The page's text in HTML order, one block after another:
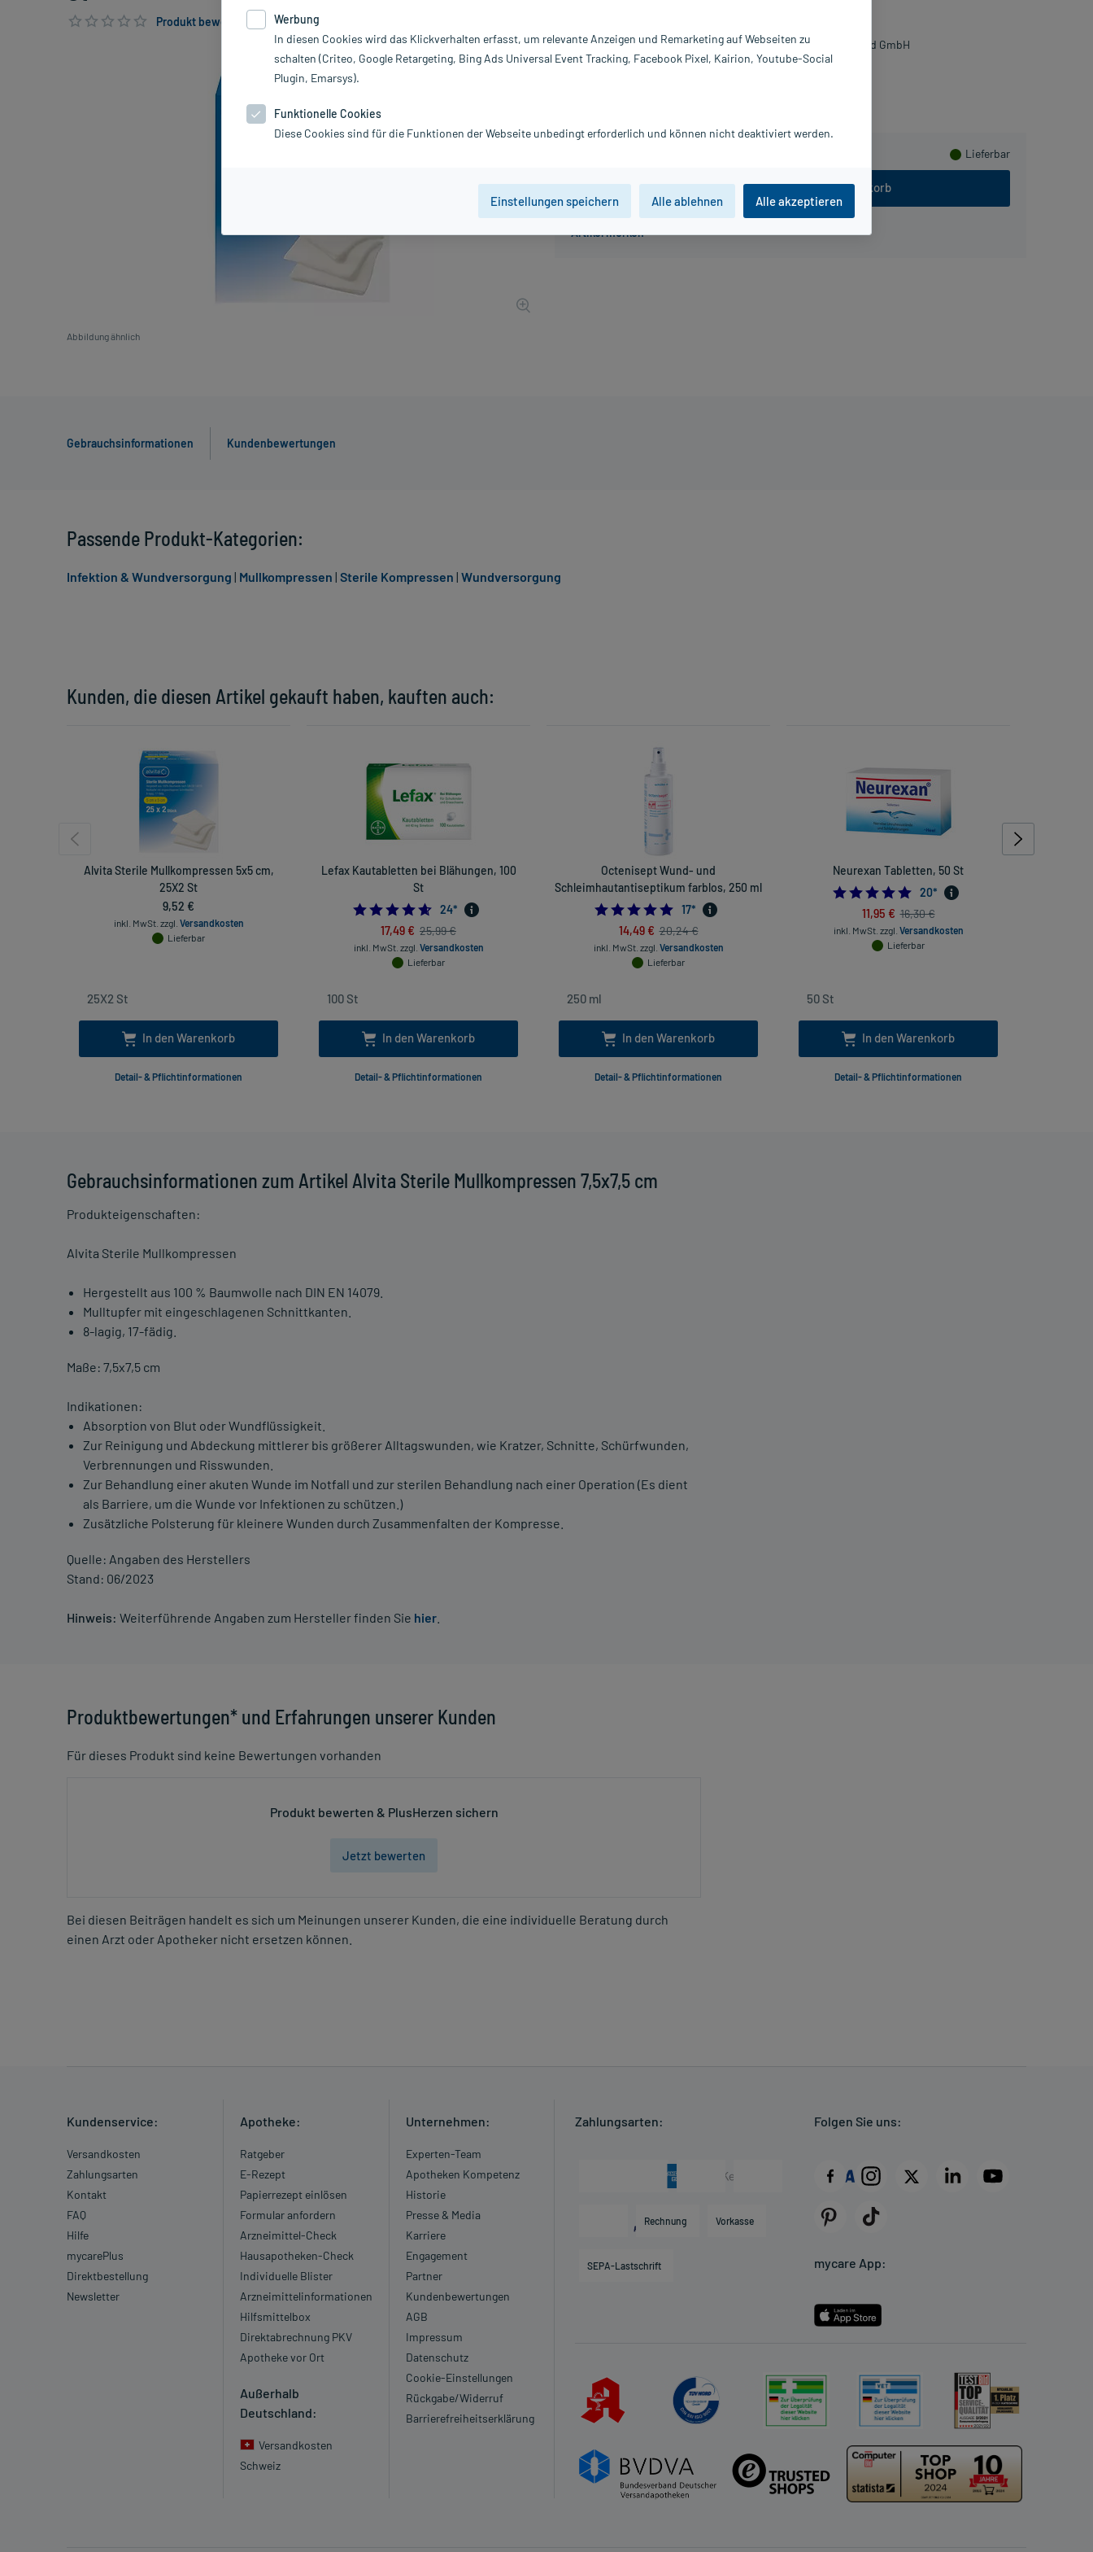
Produkt bewerten & PlusHerzen sichern
Abbildung ähnlich
Lieferbar
In den Warenkorb
Hersteller:
Alliance Healthcare Deutschland GmbH
Gebrauchsinformationen Kundenbewertungen
Gebrauchsinformationen zum Artikel Alvita Sterile Mullkompressen 7,5x7,5 cm
Produkteigenschaften:
Alvita Sterile Mullkompressen
Hergestellt aus 100 % Baumwolle nach DIN EN 14079.
Mulltupfer mit eingeschlagenen Schnittkanten.
8-lagig, 17-fädig.
Maße: 7,5x7,5 cm
Indikationen:
Absorption von Blut oder Wundflüssigkeit.
Zur Reinigung und Abdeckung mittlerer bis größerer Alltagswunden, wie Kratzer, Schnitte, Schürfwunden,
Verbrennungen und Risswunden.
Zur Behandlung einer akuten Wunde im Notfall und zur sterilen Behandlung nach einer Operation (Es dient
als Barriere, um die Wunde vor Infektionen zu schützen.)
Zusätzliche Polsterung für kleinere Wunden durch Zusammenfalten der Kompresse.
Quelle: Angaben des Herstellers
Stand: 06/2023
Hinweis: Weiterführende Angaben zum Hersteller finden Sie hier
Produktbewertungen* und Erfahrungen unserer Kunden
Für dieses Produkt sind keine Bewertungen vorhanden
Produkt bewerten & PlusHerzen sichern
Jetzt bewerten
Bei diesen Beiträgen handelt es sich um Meinungen unserer Kunden, die eine individuelle Beratung durch
einen Arzt oder Apotheker nicht ersetzen können.
Kunden, die diesen Artikel gekauft haben, kauften auch:
Alvita Sterile Mullkompressen 5x5 cm,
25X2 St
9,52 €
inkl. MwSt. zzgl. Versandkosten
Lieferbar
In den Warenkorb
Detail- & Pflichtinformationen
Lefax Kautabletten bei Blähungen, 100
St
4.625
24*
17,49 € 25,99 €
inkl. MwSt. zzgl. Versandkosten
Lieferbar
In den Warenkorb
Detail- & Pflichtinformationen
Octenisept Wund- und
Schleimhautantiseptikum farblos, 250 ml
4.9411764705882355
17*
14,49 € 20,24 €
inkl. MwSt. zzgl. Versandkosten
Lieferbar
In den Warenkorb
Detail- & Pflichtinformationen
Neurexan Tabletten, 50 St
4.95
20*
11,95 € 16,30 €
inkl. MwSt. zzgl. Versandkosten
Lieferbar
In den Warenkorb
Detail- & Pflichtinformationen
Passende Produkt-Kategorien:
Infektion & Wundversorgung | Mullkompressen | Sterile Kompressen | Wundversorgung
Kundenservice:
Versandkosten
Zahlungsarten
Kontakt
FAQ
Hilfe
mycarePlus
Direktbestellung
Newsletter
Apotheke:
Ratgeber
E-Rezept
Papierrezept einlösen
Formular anfordern
Arzneimittel-Check
Hausapotheken-Check
Individuelle Blister
Arzneimittelinformationen
Hilfsmittelbox
Direktabrechnung PKV
Apotheke vor Ort
Außerhalb
Deutschland:
Versandkosten
Schweiz
Unternehmen:
Experten-Team
Apotheken Kompetenz
Historie
Presse & Media
Karriere
Engagement
Partner
Kundenbewertungen
AGB
Impressum
Datenschutz
Cookie-Einstellungen
Rückgabe/Widerruf
Barrierefreiheitserklärung
Zahlungsarten:
Rechnung Vorkasse
SEPA-Lastschrift
Folgen Sie uns:
mycare App:
Werbung
In diesen Cookies wird das Klickverhalten erfasst, um relevante Anzeigen und Remarketing auf Webseiten zu
schalten (Criteo, Google Retargeting, Bing Ads Universal Event Tracking, Facebook Pixel, Kairion, Youtube-Social
Plugin, Emarsys).
Funktionelle Cookies
Diese Cookies sind für die Funktionen der Webseite unbedingt erforderlich und können nicht deaktiviert werden.
Einstellungen speichern Alle ablehnen Alle akzeptieren